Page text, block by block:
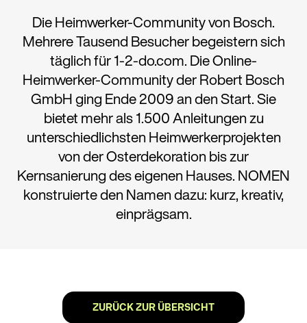
Die Heimwerker-Community von Bosch.
Mehrere Tausend Besucher begeistern sich
täglich für 1-2-do.com. Die Online-
Heimwerker-Community der Robert Bosch
GmbH ging Ende 2009 an den Start. Sie
bietet mehr als 1.500 Anleitungen zu
unterschiedlichsten Heimwerkerprojekten
von der Osterdekoration bis zur
Kernsanierung des eigenen Hauses. NOMEN
konstruierte den Namen dazu: kurz, kreativ,
einprägsam.
ZURÜCK ZUR ÜBERSICHT